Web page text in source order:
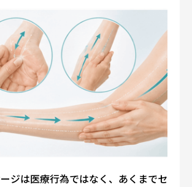
ジは医療行為ではなく、あくまでセ